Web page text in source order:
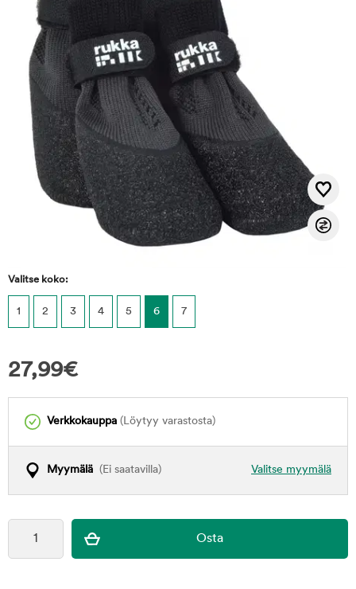
Valitse koko:
1 2 3 4 5 6 7
27,99€
Verkkokauppa (Löytyy varastosta)
Valitse myymälä
Myymälä (Ei saatavilla)